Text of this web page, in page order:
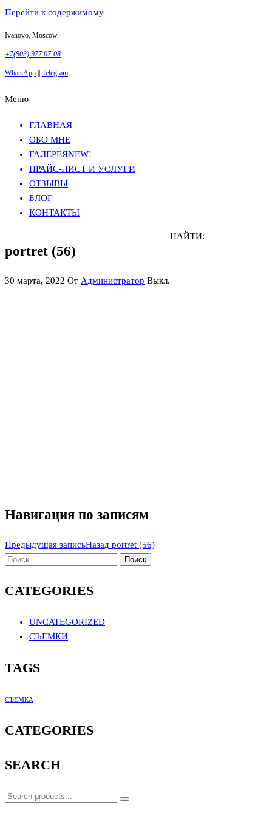
Перейти к содержимому
Ivanovo, Moscow
+7(903) 977 07-08
WhatsApp Telegram
Меню
ГЛАВНАЯ
ОБО МНЕ
ГАЛЕРЕЯNEW!
ПРАЙС-ЛИСТ И УСЛУГИ
ОТЗЫВЫ
БЛОГ
КОНТАКТЫ
portret (56)
30 марта, 2022 От Администратор Выкл.
Навигация по записям
Предыдущая записьНазад portret (56)
НАЙТИ:
CATEGORIES
UNCATEGORIZED
СЪЕМКИ
TAGS
СЪЕМКА
CATEGORIES
SEARCH